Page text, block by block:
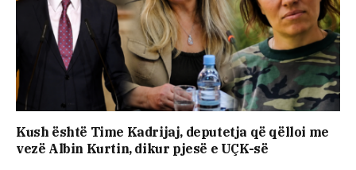
Kush është Time Kadrijaj, deputetja që qëlloi me
vezë Albin Kurtin, dikur pjesë e UÇK-së